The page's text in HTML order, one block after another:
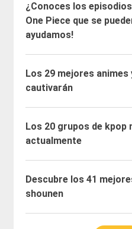
¿Conoces los
One Piece que se
ayudamos!
Los 29 mejores animes
cautivarán
Los 20 grupos de kpop
actualmente
Descubre los 41
shounen